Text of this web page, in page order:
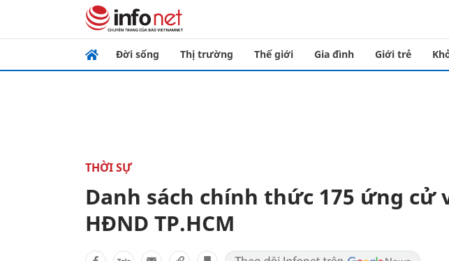
Đời sống Thị trường Thế giới Gia đình Giới trẻ
THỜI SỰ
Danh sách chính thức 175 ứng cử
HĐND TP.HCM